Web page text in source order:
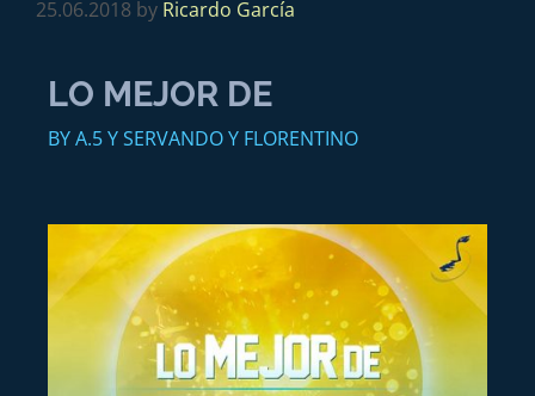
25.06.2018 by Ricardo García
LO MEJOR DE
BY A.5 Y SERVANDO Y FLORENTINO